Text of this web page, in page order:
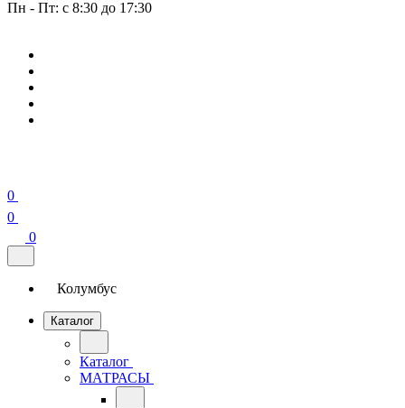
Пн - Пт: с 8:30 до 17:30
0
0
0
Колумбус
Каталог
Каталог
МАТРАСЫ